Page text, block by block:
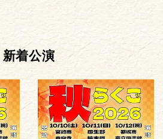
新着公演